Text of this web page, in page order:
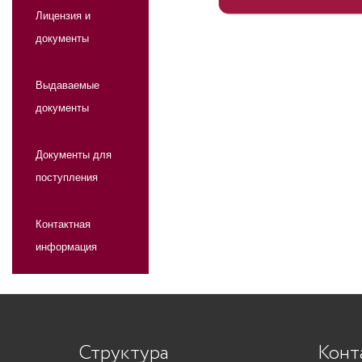
Лицензия и
документы
Выдаваемые
документы
Документы для
поступления
Контактная
информация
Структура